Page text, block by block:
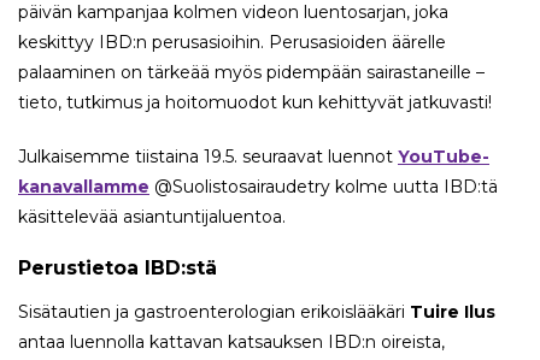
päivän kampanjaa kolmen videon luentosarjan, joka
keskittyy IBD:n perusasioihin. Perusasioiden äärelle
palaaminen on tärkeää myös pidempään sairastaneille –
tieto, tutkimus ja hoitomuodot kun kehittyvät jatkuvasti!
Julkaisemme tiistaina 19.5. seuraavat luennot YouTube-
kanavallamme @Suolistosairaudetry kolme uutta IBD:tä
käsittelevää asiantuntijaluentoa.
Perustietoa IBD:stä
Sisätautien ja gastroenterologian erikoislääkäri Tuire Ilus
antaa luennolla kattavan katsauksen IBD:n oireista,